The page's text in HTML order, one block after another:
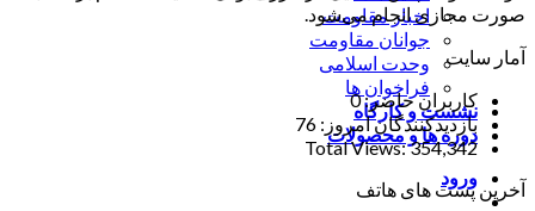
اخبار مقاومت
جوانان مقاومت
وحدت اسلامی
فراخوان ها
نشست و کارگاه
دوره ها و محصولات
ورود
صورت مجازی انجام می‌شود.
آمار سایت
کاربران حاضر:0
بازدیدکنندگان امروز: 76
Total Views:354,342
آخرین پست های هاتف